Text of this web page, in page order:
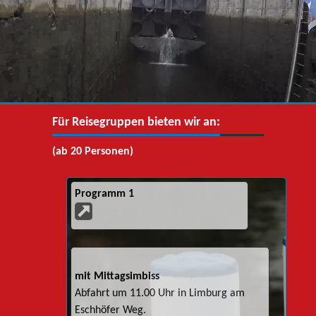
Für Reisegruppen bieten wir an:
(ab 20 Personen)
Programm 1
mit Mittagsimbiss
Abfahrt um 11.00 Uhr in Limburg am
Eschhöfer Weg.